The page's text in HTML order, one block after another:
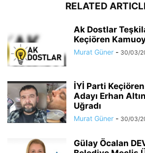
RELATED
Ak Dostlar
Keçiören
Murat Güner - 30/03/
İYİ Parti
Adayı Erhan
Uğradı
Murat Güner - 30/03/
Gülay Öcalan